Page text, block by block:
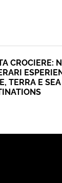
CROCIERE:
TERRA E SEA